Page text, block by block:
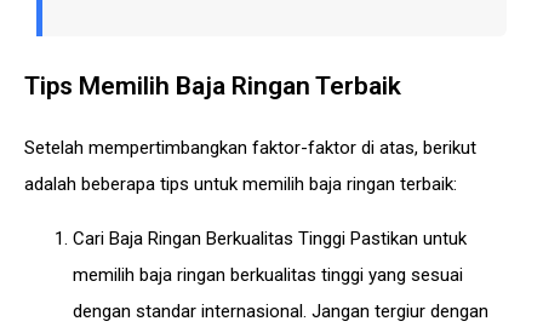
Tips Memilih Baja Ringan Terbaik
Setelah mempertimbangkan faktor-faktor di atas, berikut
adalah beberapa tips untuk memilih baja ringan terbaik:
Cari Baja Ringan Berkualitas Tinggi Pastikan untuk
memilih baja ringan berkualitas tinggi yang sesuai
dengan standar internasional. Jangan tergiur dengan